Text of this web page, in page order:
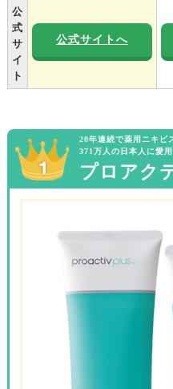
公
式
サ
イ
ト
公式サイトへ
20年連続で薬用ニキビ
371万人の日本人に愛
プロアク